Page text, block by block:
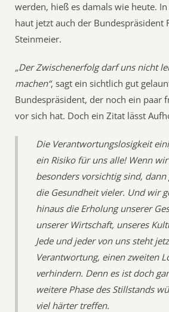
werden, hieß es damals wie heute.
haut jetzt auch der Bundespräsident
Steinmeier.
„Der Zwischenerfolg darf uns nicht
machen“, sagt ein sichtlich gut
Bundespräsident, der noch ein paar
vor sich hat. Doch ein Zitat lässt
Die Verantwortungslosigkeit
ein Risiko für uns alle! Wenn
besonders vorsichtig sind,
die Gesundheit vieler. Und wir
hinaus die Erholung unserer
unserer Wirtschaft, unseres
Jede und jeder von uns steht
Verantwortung, einen zweiten
verhindern. Denn es ist doch
weitere Phase des Stillstands
viel härter treffen.